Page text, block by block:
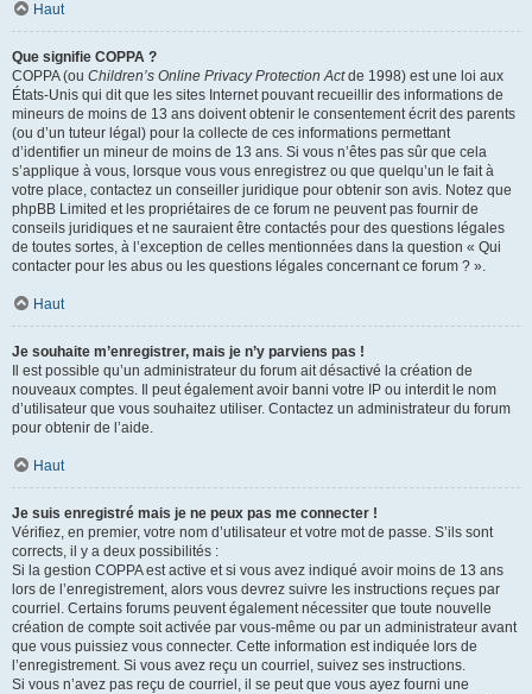
Haut
Que signifie COPPA ?
COPPA (ou Children’s Online Privacy Protection Actde 1998) est une loi aux
États-Unis qui dit que les sites Internet pouvant recueillir des informations de
mineurs de moins de 13 ans doivent obtenir le consentement écrit des parents
(ou d’un tuteur légal) pour la collecte de ces informations permettant
d’identifier un mineur de moins de 13 ans. Si vous n’êtes pas sûr que cela
s’applique à vous, lorsque vous vous enregistrez ou que quelqu’un le fait à
votre place, contactez un conseiller juridique pour obtenir son avis. Notez que
phpBB Limited et les propriétaires de ce forum ne peuvent pas fournir de
conseils juridiques et ne sauraient être contactés pour des questions légales
de toutes sortes, à l’exception de celles mentionnées dans la question « Qui
contacter pour les abus ou les questions légales concernant ce forum ? ».
Haut
Je souhaite m’enregistrer, mais je n’y parviens pas !
Il est possible qu’un administrateur du forum ait désactivé la création de
nouveaux comptes. Il peut également avoir banni votre IP ou interdit le nom
d’utilisateur que vous souhaitez utiliser. Contactez un administrateur du forum
pour obtenir de l’aide.
Haut
Je suis enregistré mais je ne peux pas me connecter !
Vérifiez, en premier, votre nom d’utilisateur et votre mot de passe. S’ils sont
corrects, il y a deux possibilités :
Si la gestion COPPA est active et si vous avez indiqué avoir moins de 13 ans
lors de l’enregistrement, alors vous devrez suivre les instructions reçues par
courriel. Certains forums peuvent également nécessiter que toute nouvelle
création de compte soit activée par vous-même ou par un administrateur avant
que vous puissiez vous connecter. Cette information est indiquée lors de
l’enregistrement. Si vous avez reçu un courriel, suivez ses instructions.
Si vous n’avez pas reçu de courriel, il se peut que vous ayez fourni une